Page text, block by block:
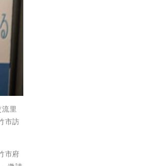
里
市訪
市府